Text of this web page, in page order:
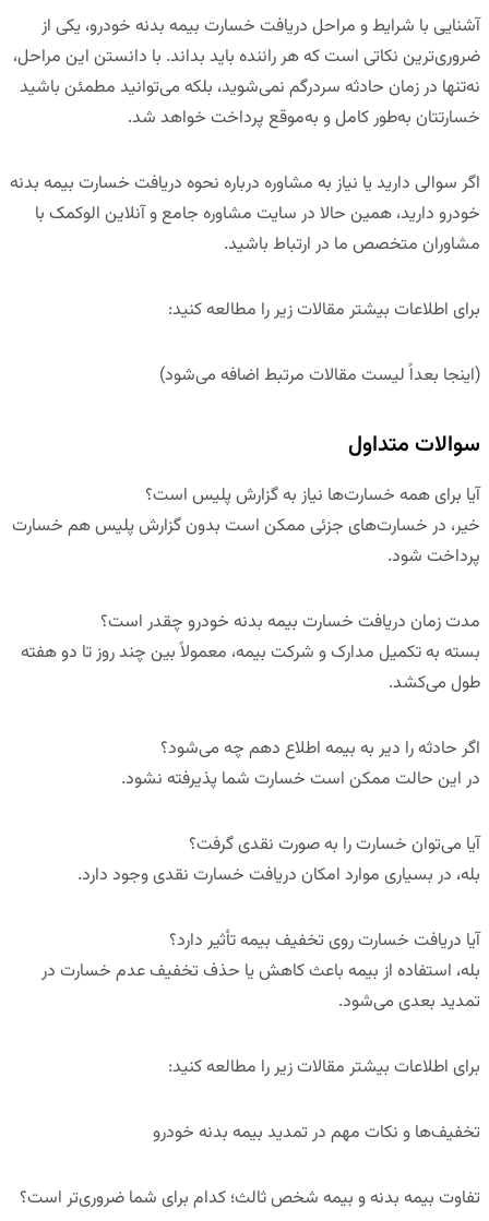
آشنایی با شرایط و مراحل دریافت خسارت بیمه بدنه خودرو، یکی از
ضروری‌ترین نکاتی است که هر راننده باید بداند. با دانستن این مراحل،
نه‌تنها در زمان حادثه سردرگم نمی‌شوید، بلکه می‌توانید مطمئن باشید
خسارتتان به‌طور کامل و به‌موقع پرداخت خواهد شد.
اگر سوالی دارید یا نیاز به مشاوره درباره نحوه دریافت خسارت بیمه بدنه
خودرو دارید، همین حالا در سایت مشاوره جامع و آنلاین الوکمک با
مشاوران متخصص ما در ارتباط باشید.
برای اطلاعات بیشتر مقالات زیر را مطالعه کنید:
(اینجا بعداً لیست مقالات مرتبط اضافه می‌شود)
سوالات متداول
آیا برای همه خسارت‌ها نیاز به گزارش پلیس است؟
خیر، در خسارت‌های جزئی ممکن است بدون گزارش پلیس هم خسارت
پرداخت شود.
مدت زمان دریافت خسارت بیمه بدنه خودرو چقدر است؟
بسته به تکمیل مدارک و شرکت بیمه، معمولاً بین چند روز تا دو هفته
طول می‌کشد.
اگر حادثه را دیر به بیمه اطلاع دهم چه می‌شود؟
در این حالت ممکن است خسارت شما پذیرفته نشود.
آیا می‌توان خسارت را به صورت نقدی گرفت؟
بله، در بسیاری موارد امکان دریافت خسارت نقدی وجود دارد.
آیا دریافت خسارت روی تخفیف بیمه تأثیر دارد؟
بله، استفاده از بیمه باعث کاهش یا حذف تخفیف عدم خسارت در
تمدید بعدی می‌شود.
برای اطلاعات بیشتر مقالات زیر را مطالعه کنید:
تخفیف‌ها و نکات مهم در تمدید بیمه بدنه خودرو
تفاوت بیمه بدنه و بیمه شخص ثالث؛ کدام برای شما ضروری‌تر است؟